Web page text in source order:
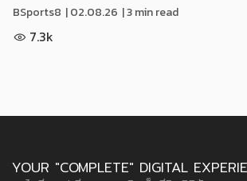
BSports8 |02.08.26 | 3 min read
7.3k
YOUR "COMPLETE" DIGITAL